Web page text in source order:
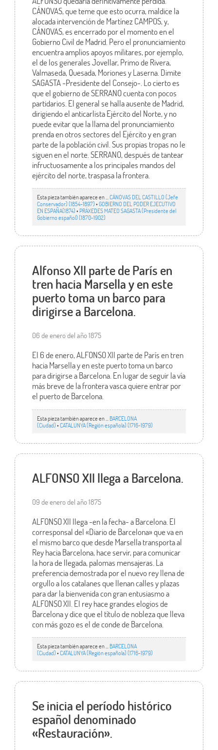
CÁNOVAS, que teme que esto ocurra, maldice la
alocada intervención de Martínez CAMPOS, y,
CÁNOVAS, es encerrado por el momento en el
Gobierno Civil de Madrid. Pero el pronunciamiento
encuentra amplios apoyos militares, por ejemplo,
el de los generales Jovellar, Primo de Rivera,
Valmaseda, Quesada, Moriones y Laserna. Dimite
SAGASTA -Presidente del Consejo-. Lo cierto es
que el gobierno de SERRANO cuenta con pocos
partidarios. El general se halla ausente de Madrid,
dirigiendo el anticarlista Ejército del Norte, y no
puede evitar que la llama del pronunciamiento
prenda en otros sectores del Ejército y en gran
parte de la población civil. Sus propias tropas no le
siguen en el norte. SERRANO, después de tantear
infructuosamente a los principales mandos del
ejército del norte, traspasa la frontera.
Esta pieza también aparece en ... CÁNOVAS DEL CASTILLO (Jefe
Conservador) (1854-1897)•GOBIERNO DEL PODER EJECUTIVO
EN ESPAÑA(1874)• PRÁXEDES MATEO SAGASTA (Presidente del
Gobierno español) (1870-1902)
Alfonso XII parte de París en
tren hacia Marsella y en este
puerto toma un barco para
dirigirse a Barcelona.
06 de enero del año 1875
El 6 de enero, ALFONSO XII parte de París en tren
hacia Marsella y en este puerto toma un barco
para dirigirse a Barcelona. En lugar de seguir la vía
más breve de la frontera vasca quiere entrar por
el puerto de Barcelona.
Esta pieza también aparece en ... BARCELONA
(Ciudad)•CATALUNYA (Región española) (1716-1979)
ALFONSO XII llega a Barcelona.
09 de enero del año 1875
ALFONSO XII llega -en la fecha- a Barcelona. El
corresponsal del «Diario de Barcelona» que va en
el mismo barco que desde Marsella transporta al
Rey hacia Barcelona, hace servir, para comunicar
la hora de llegada, palomas mensajeras. La
preferencia demostrada por el nuevo rey llena de
orgullo a los catalanes que llenan calles y plazas
para dar la bienvenida con gran entusiasmo a
ALFONSO XII. El rey hace grandes elogios de
Barcelona y dice que el título de nobleza que lleva
con más gozo es el de conde de Barcelona.
Esta pieza también aparece en ... BARCELONA
(Ciudad)•CATALUNYA (Región española) (1716-1979)
Se inicia el período histórico
español denominado
«Restauración».